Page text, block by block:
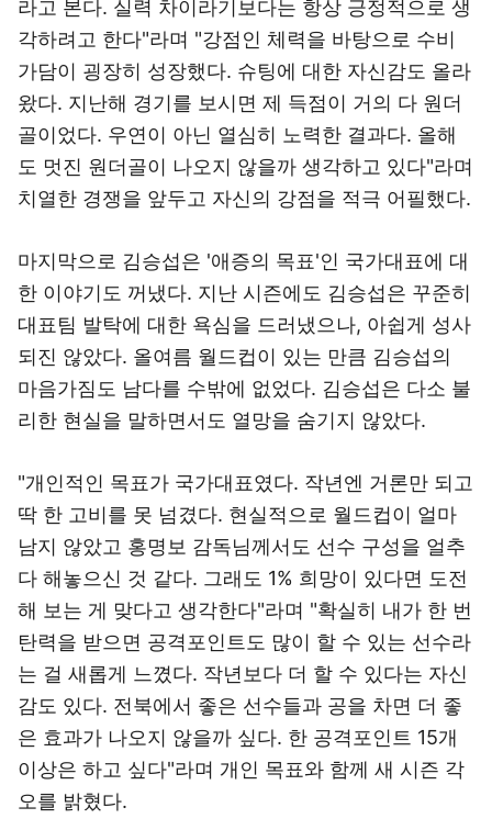
라고 본다. 실력 차이라기보다는 항상 긍정적으로 생
각하려고 한다"라며 "강점인 체력을 바탕으로 수비
가담이 굉장히 성장했다. 슈팅에 대한 자신감도 올라
왔다. 지난해 경기를 보시면 제 득점이 거의 다 원더
골이었다. 우연이 아닌 열심히 노력한 결과다. 올해
도 멋진 원더골이 나오지 않을까 생각하고 있다"라며
치열한 경쟁을 앞두고 자신의 강점을 적극 어필했다.
마지막으로 김승섭은 '애증의 목표'인 국가대표에 대
한 이야기도 꺼냈다. 지난 시즌에도 김승섭은 꾸준히
대표팀 발탁에 대한 욕심을 드러냈으나, 아쉽게 성사
되진 않았다. 올여름 월드컵이 있는 만큼 김승섭의
마음가짐도 남다를 수밖에 없었다. 김승섭은 다소 불
리한 현실을 말하면서도 열망을 숨기지 않았다.
"개인적인 목표가 국가대표였다. 작년엔 거론만 되고
딱 한 고비를 못 넘겼다. 현실적으로 월드컵이 얼마
남지 않았고 홍명보 감독님께서도 선수 구성을 얼추
다 해놓으신 것 같다. 그래도 1% 희망이 있다면 도전
해 보는 게 맞다고 생각한다"라며 "확실히 내가 한 번
탄력을 받으면 공격포인트도 많이 할 수 있는 선수라
는 걸 새롭게 느꼈다. 작년보다 더 할 수 있다는 자신
감도 있다. 전북에서 좋은 선수들과 공을 차면 더 좋
은 효과가 나오지 않을까 싶다. 한 공격포인트 15개
이상은 하고 싶다"라며 개인 목표와 함께 새 시즌 각
오를 밝혔다.